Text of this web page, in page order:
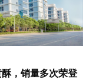
，销量多次荣登